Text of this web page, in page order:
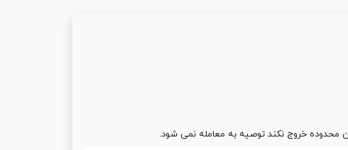
خروج نکند توصیه به معامله نمی شود.